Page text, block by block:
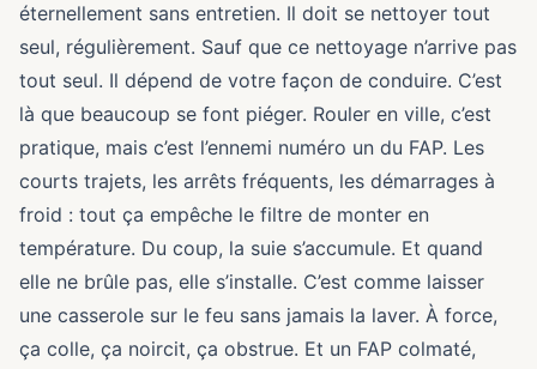
éternellement sans entretien. Il doit se nettoyer tout
seul, régulièrement. Sauf que ce nettoyage n’arrive pas
tout seul. Il dépend de votre façon de conduire. C’est
là que beaucoup se font piéger. Rouler en ville, c’est
pratique, mais c’est l’ennemi numéro un du FAP. Les
courts trajets, les arrêts fréquents, les démarrages à
froid : tout ça empêche le filtre de monter en
température. Du coup, la suie s’accumule. Et quand
elle ne brûle pas, elle s’installe. C’est comme laisser
une casserole sur le feu sans jamais la laver. À force,
ça colle, ça noircit, ça obstrue. Et un FAP colmaté,